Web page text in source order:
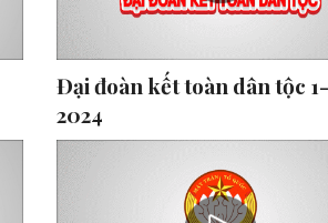
Đại đoàn kết toàn dân tộc
2024